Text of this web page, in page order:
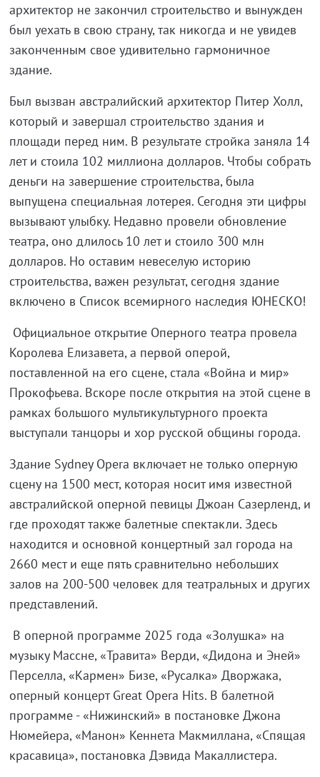
архитектор не закончил строительство и вынужден
был уехать в свою страну, так никогда и не увидев
законченным свое удивительно гармоничное
здание.
Был вызван австралийский архитектор Питер Холл,
который и завершал строительство здания и
площади перед ним. В результате стройка заняла 14
лет и стоила 102 миллиона долларов. Чтобы собрать
деньги на завершение строительства, была
выпущена специальная лотерея. Сегодня эти цифры
вызывают улыбку. Недавно провели обновление
театра, оно длилось 10 лет и стоило 300 млн
долларов. Но оставим невеселую историю
строительства, важен результат, сегодня здание
включено в Список всемирного наследия ЮНЕСКО!
Официальное открытие Оперного театра провела
Королева Елизавета, а первой оперой,
поставленной на его сцене, стала «Война и мир»
Прокофьева. Вскоре после открытия на этой сцене в
рамках большого мультикультурного проекта
выступали танцоры и хор русской общины города.
Здание Sydney Opera включает не только оперную
сцену на 1500 мест, которая носит имя известной
австралийской оперной певицы Джоан Сазерленд, и
где проходят также балетные спектакли. Здесь
находится и основной концертный зал города на
2660 мест и еще пять сравнительно небольших
залов на 200-500 человек для театральных и других
представлений.
В оперной программе 2025 года «Золушка» на
музыку Массне, «Травита» Верди, «Дидона и Эней»
Перселла, «Кармен» Бизе, «Русалка» Дворжака,
оперный концерт Great Opera Hits. В балетной
программе - «Нижинский» в постановке Джона
Нюмейера, «Манон» Кеннета Макмиллана, «Спящая
красавица», постановка Дэвида Макаллистера.